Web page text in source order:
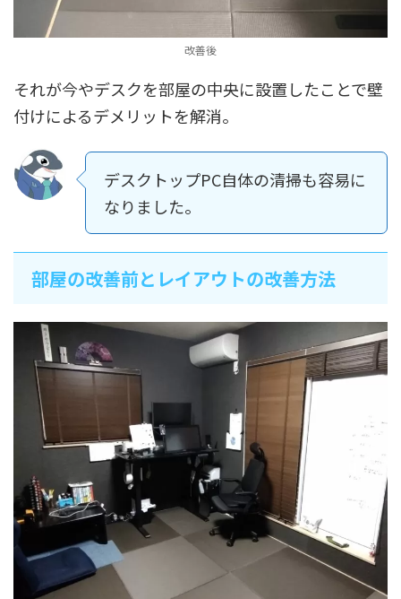
改善後
それが今やデスクを部屋の中央に設置したことで壁
付けによるデメリットを解消。
デスクトップPC自体の清掃も容易に
なりました。
部屋の改善前とレイアウトの改善方法